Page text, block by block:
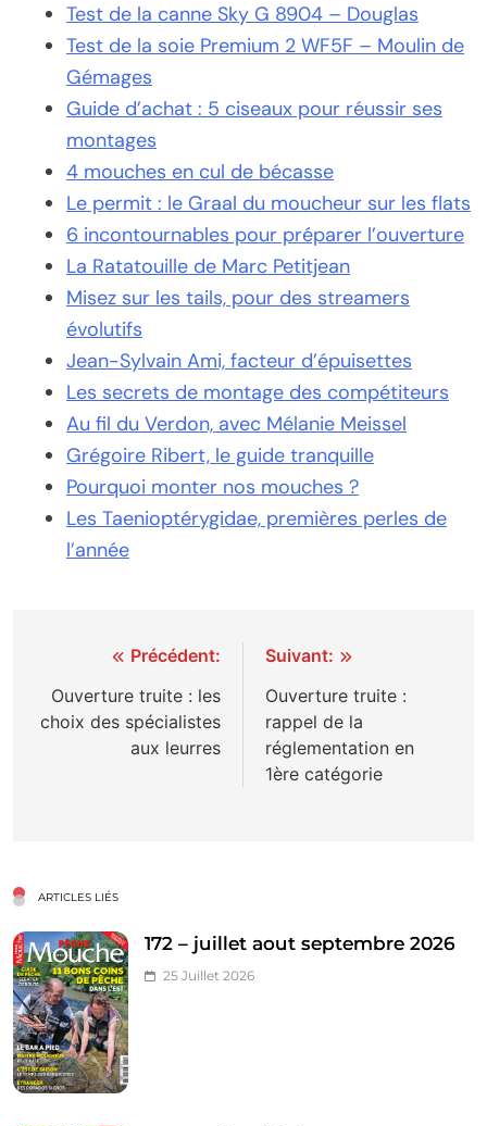
Test de la canne Sky G 8904 – Douglas
Test de la soie Premium 2 WF5F – Moulin de
Gémages
Guide d’achat : 5 ciseaux pour réussir ses
montages
4 mouches en cul de bécasse
Le permit : le Graal du moucheur sur les flats
6 incontournables pour préparer l’ouverture
La Ratatouille de Marc Petitjean
Misez sur les tails, pour des streamers
évolutifs
Jean-Sylvain Ami, facteur d’épuisettes
Les secrets de montage des compétiteurs
Au fil du Verdon, avec Mélanie Meissel
Grégoire Ribert, le guide tranquille
Pourquoi monter nos mouches ?
Les Taenioptérygidae, premières perles de
l’année
Navigation
de
l’article
Précédent:
Ouverture truite : les
choix des spécialistes
aux leurres
Suivant:
Ouverture truite :
rappel de la
réglementation en
1ère catégorie
ARTICLES LIÉS
172 – juillet aout septembre 2026
25 Juillet 2026